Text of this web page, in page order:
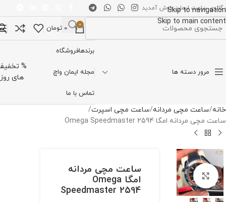
Skip to navigation
Skip to main content
گالری ساعت ایمان خوش آمدید
0
0 تومان
مرور دسته ها
برندهافروشگاه
مجله ایمان واچ
تماس با ما
%
های روز
خانه ساعت مچی مردانه ساعت مچی اسپرت
ساعت مچی مردانه امگا Omega Speedmaster 2594
برای بزرگنمایی کلیک کنیدساعت مچی مردانه
امگا Omega
Speedmaster 2594